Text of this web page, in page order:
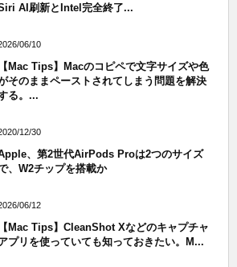
AI刷新とIntel完全終了...
06/10
【Mac Tips】Macのコピペで文字サイズや色
そのままペーストされてしまう問題を解決
る。...
12/30
、第2世代AirPods Proは2つのサイズ
、W2チップを搭載か
06/12
【Mac Tips】CleanShot Xなどのキャプチャ
プリを使っていても知っておきたい。M...